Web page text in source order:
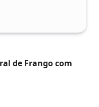
de Frango com